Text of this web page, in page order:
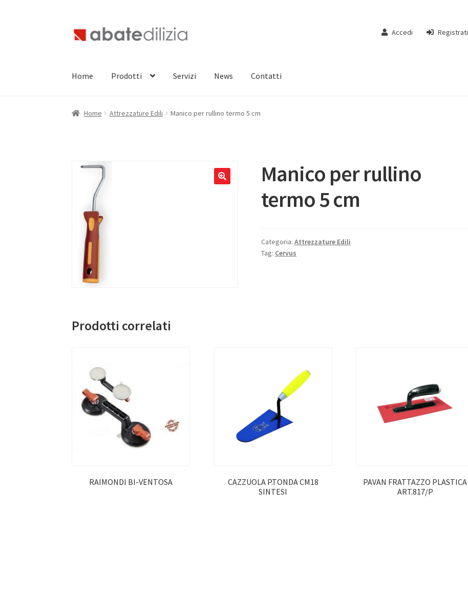
Vai
alla
Vai
al
Accedi Registrati
Home Prodotti Servizi News Contatti
Home Attrezzature Edili Manico per rullino termo 5 cm
Manico per rullino
termo 5 cm
Categoria:Attrezzature Edili
Tag: Cervus
Prodotti correlati
RAIMONDI BI-VENTOSA
CAZZUOLA P.TONDA CM18
SINTESI
PAVAN FRATTAZZO PLASTICA
ART.817/P